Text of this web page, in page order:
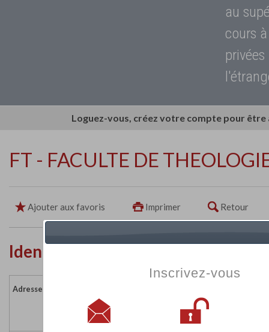
au
cours
Loguez-vous, créez votre compte pour
FT - FACULTE DE
Ajouter aux favoris Imprimer Retour
Identité de l'établissement
Adresse :
59016 LILLE CEDEX
France
Inscrivez-vous